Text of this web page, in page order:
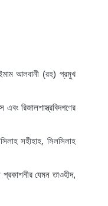
আলবানী (রহ) প্রমুখ
রিজালশাস্ত্রবিদগণের
সহীহাহ, সিলসিলাহ
যেমন তাওহীদ,